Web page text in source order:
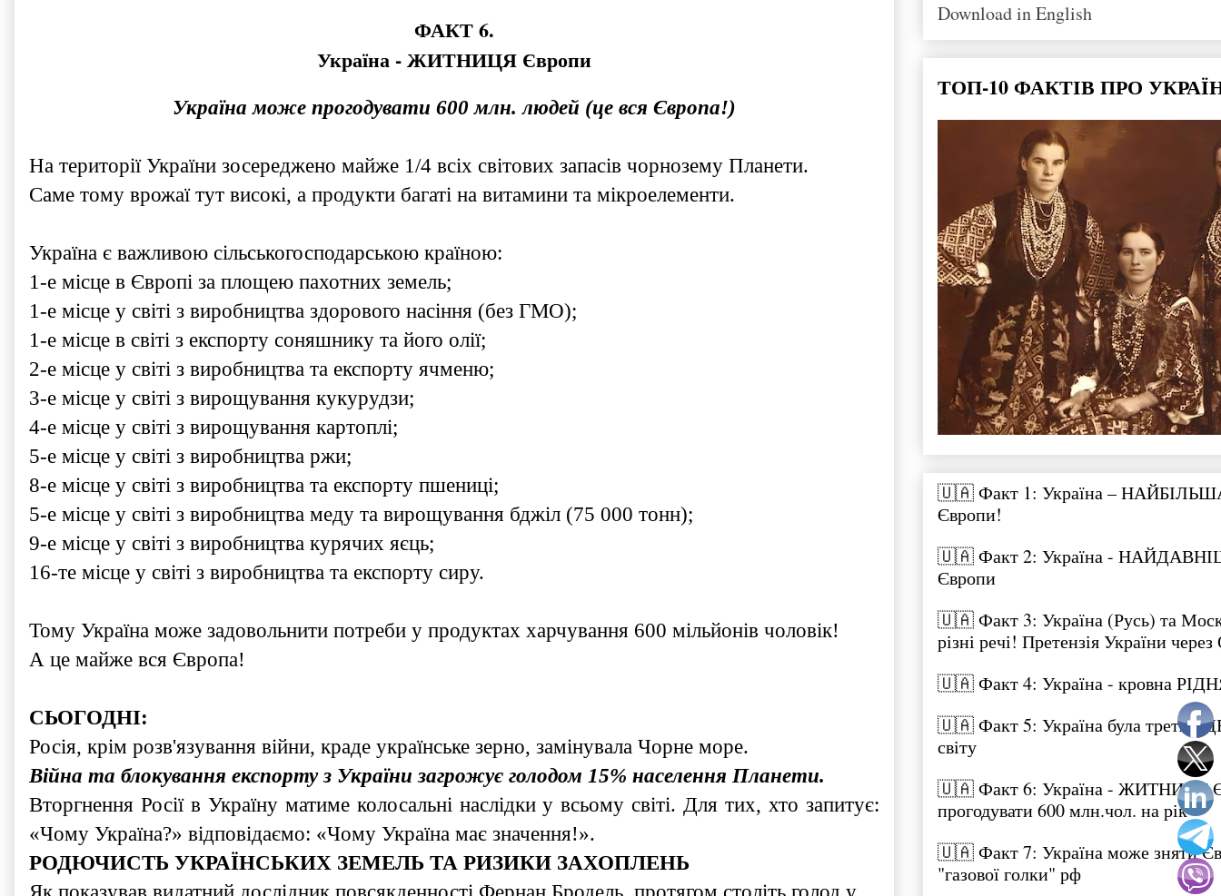
ФАКТ 6.
Україна - ЖИТНИЦЯ Європи
Україна може прогодувати 600 млн. людей (це вся Європа!)
На території України зосереджено майже 1/4 всіх світових запасів чорнозему Планети.
Саме тому врожаї тут високі, а продукти багаті на витамини та мікроелементи.
Україна є важливою сільськогосподарською країною:
1-е місце в Європі за площею пахотних земель;
1-е місце у світі з виробництва здорового насіння (без ГМО);
1-е місце в світі з експорту соняшнику та його олії;
2-е місце у світі з виробництва та експорту ячменю;
3-е місце у світі з вирощування кукурудзи;
4-е місце у світі з вирощування картоплі;
5-е місце у світі з виробництва ржи;
8-е місце у світі з виробництва та експорту пшениці;
5-е місце у світі з виробництва меду та вирощування бджіл (75 000 тонн);
9-е місце у світі з виробництва курячих яєць;
16-те місце у світі з виробництва та експорту сиру.
Тому Україна може задовольнити потреби у продуктах харчування 600 мільйонів чоловік!
А це майже вся Європа!
СЬОГОДНІ:
Росія, крім розв'язування війни, краде українське зерно, замінувала Чорне море.
Війна та блокування експорту з України загрожує голодом 15% населення Планети.
Вторгнення Росії в Україну матиме колосальні наслідки у всьому світі. Для тих, хто запитує:
«Чому Україна?» відповідаємо: «Чому Україна має значення!».
РОДЮЧИСТЬ УКРАЇНСЬКИХ ЗЕМЕЛЬ ТА РИЗИКИ ЗАХОПЛЕНЬ
Download in English
ТОП-10 ФАКТІВ ПРО
🇺🇦 Факт 1: Україна –
Європи!
🇺🇦 Факт 2: Україна -
Європи
🇺🇦 Факт 3: Україна (Русь) та
різні речі! Претензія України
🇺🇦 Факт 4: Україна - кровна
🇺🇦 Факт 5: Україна була третя
світу
🇺🇦 Факт 6: Україна - ЖИТНИЦЯ
прогодувати 600 млн.чол. на рік
🇺🇦 Факт 7: Україна може зняти
"газової голки" рф